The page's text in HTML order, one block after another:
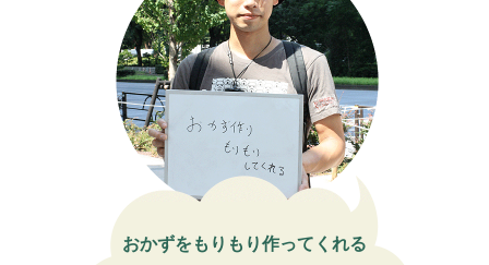
おかずをもりもり作ってくれる